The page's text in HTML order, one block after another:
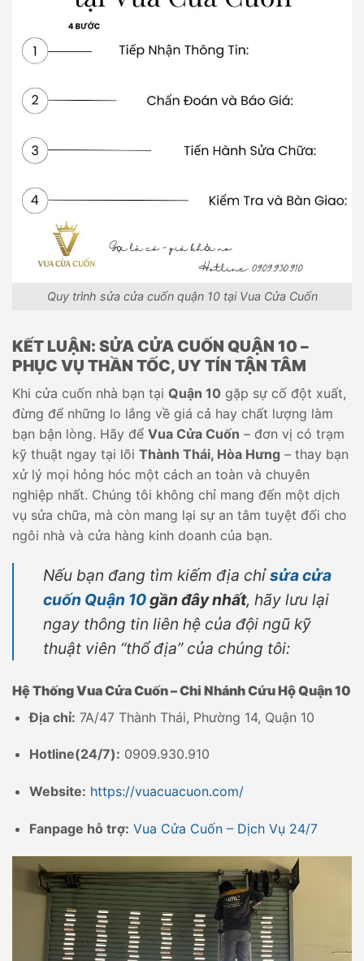
Quy trình sửa cửa cuốn quận 10 tại Vua Cửa Cuốn
KẾT LUẬN: SỬA CỬA CUỐN QUẬN 10 –
PHỤC VỤ THẦN TỐC, UY TÍN TẬN TÂM
Khi cửa cuốn nhà bạn tại Quận 10 gặp sự cố đột xuất,
đừng để những lo lắng về giá cả hay chất lượng làm
bạn bận lòng. Hãy để Vua Cửa Cuốn – đơn vị có trạm
kỹ thuật ngay tại lõi Thành Thái, Hòa Hưng – thay bạn
xử lý mọi hỏng hóc một cách an toàn và chuyên
nghiệp nhất. Chúng tôi không chỉ mang đến một dịch
vụ sửa chữa, mà còn mang lại sự an tâm tuyệt đối cho
ngôi nhà và cửa hàng kinh doanh của bạn.
Nếu bạn đang tìm kiếm địa chỉsửa cửa
cuốn Quận 10gần đây nhất, hãy lưu lại
ngay thông tin liên hệ của đội ngũ kỹ
thuật viên “thổ địa” của chúng tôi:
Hệ Thống Vua Cửa Cuốn – Chi Nhánh Cứu Hộ Quận 10
Địa chỉ: 7A/47 Thành Thái, Phường 14, Quận 10
Hotline(24/7): 0909.930.910
Website: https://vuacuacuon.com/
Fanpage hỗ trợ: Vua Cửa Cuốn – Dịch Vụ 24/7